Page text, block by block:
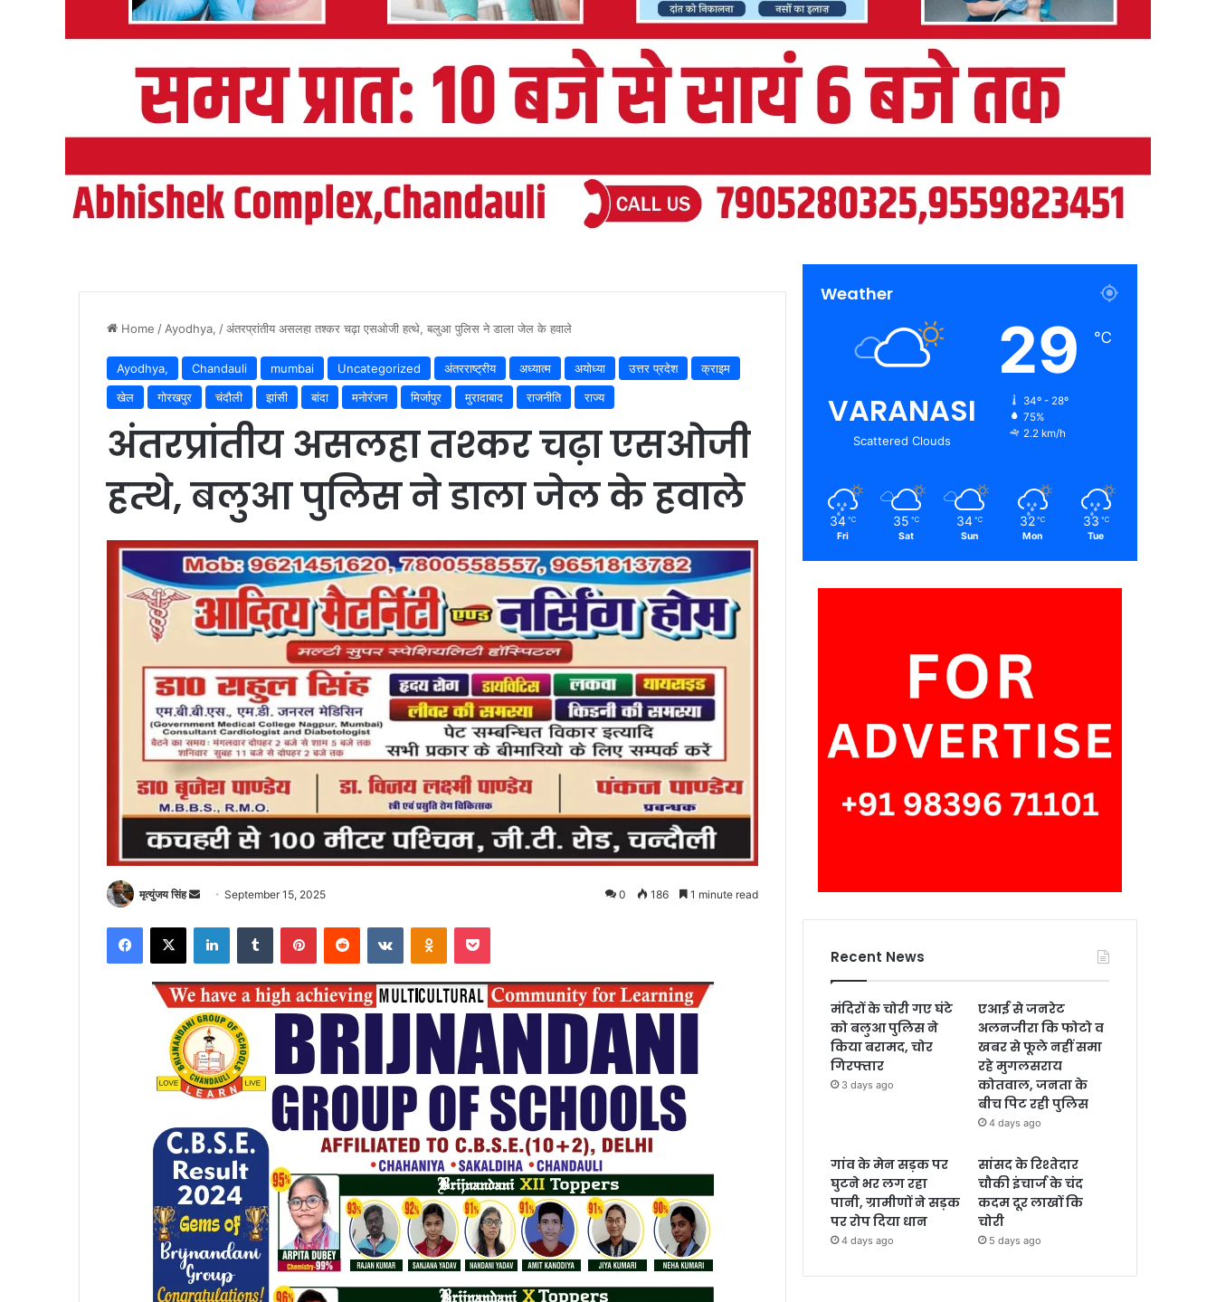
Home / Ayodhya, /अंतरप्रांतीय असलहा तश्कर चढ़ा एसओजी हत्थे, बलुआ पुलिस ने डाला जेल के हवाले
Ayodhya, Chandauli mumbai Uncategorized अंतरराष्ट्रीय अध्यात्म अयोध्या उत्तर प्रदेश
क्राइम
खेल
गोरखपुर चंदौली झांसी बांदा मनोरंजन मिर्जापुर मुरादाबाद राजनीति राज्य
अंतरप्रांतीय असलहा तश्कर चढ़ा एसओजी
हत्थे, बलुआ पुलिस ने डाला जेल के हवाले
मृत्युंजय सिंह
Send
email
September 15, 2025 0 186 1 minute read
Facebook
X LinkedInTumblr PinterestReddit VKontakteOdnoklassniki
Pocket
Weather
VARANASI
Scattered Clouds
29 ℃
34º - 28º
75%
2.2 km/h
34 ℃
Fri
35 ℃
Sat
34 ℃
Sun
32 ℃
Mon
33 ℃
Tue
Recent News
मंदिरों के चोरी गए घंटे
को बलुआ पुलिस ने
किया बरामद, चोर
गिरफ्तार
3 days ago
एआई से जनरेट
अलनजीरा कि फोटो व
खबर से फूले नहीं समा
रहे मुगलसराय
कोतवाल, जनता के
बीच पिट रही पुलिस
4 days ago
गांव के मेन सड़क पर
घुटने भर लग रहा
पानी, ग्रामीणों ने सड़क
पर रोप दिया धान
4 days ago
सांसद के रिश्तेदार
चौकी इंचार्ज के चंद
कदम दूर लाखों कि
चोरी
5 days ago